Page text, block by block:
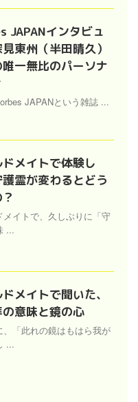
JAPANインタビュ
東州（半田晴久）
一無比のパーソナ
JAPANという雑誌 ...
ドメイトで体験し
護霊が変わるとどう
メイトで、久しぶりに「守
...
メイトで聞いた、
意味と鏡の心
、「此れの鏡はもはら我が
...